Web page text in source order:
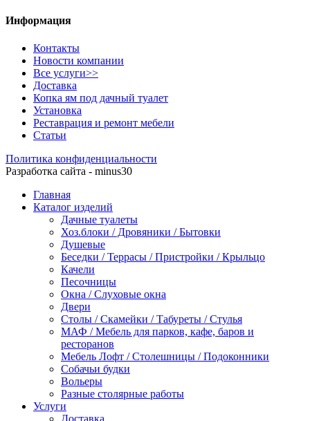
Информация
Контакты
Новости компании
Все услуги>>
Доставка
Копка ям под дачный туалет
Установка
Реставрация и ремонт мебели
Статьи
Политика конфиденциальности
Разработка сайта - minus30
Главная
Каталог изделий
Дачные туалеты
Хоз.блоки / Дровяники / Бытовки
Душевые
Беседки / Террасы / Пристройки / Крыльцо
Качели
Песочницы
Окна / Слуховые окна
Двери
Столы / Скамейки / Табуреты / Стулья
МАФ / Мебель для парков, кафе, баров и
ресторанов
Мебель Лофт / Столешницы / Подоконники
Собачьи будки
Вольеры
Разные столярные работы
Услуги
Доставка